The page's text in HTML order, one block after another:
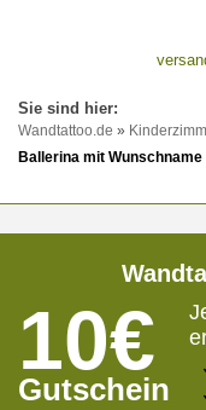
Wandtattoo.de »
Ballerina mit Wunschname
10€
Gutschein